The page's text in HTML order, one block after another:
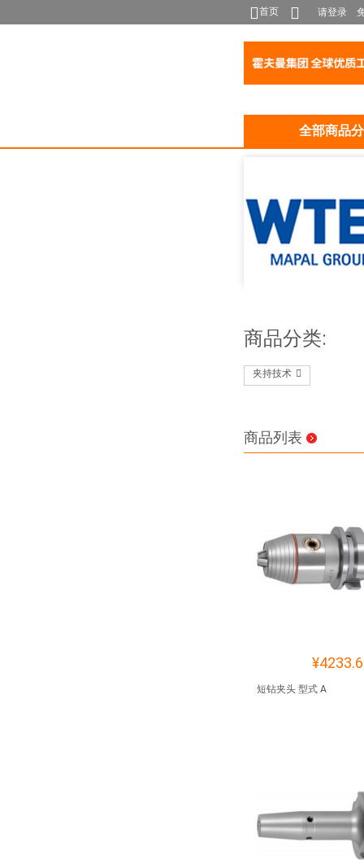
首页 请登录
全部商品
商品分类:
夹持技术
商品列表
短钻夹头 型式 A